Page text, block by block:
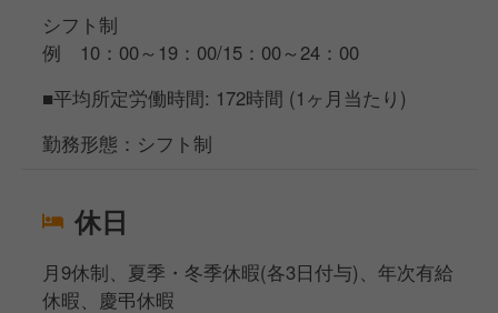
シフト制
例 10：00～19：00/15：00～24：00
■平均所定労働時間: 172時間 (1ヶ月当たり)
勤務形態：シフト制
休日
月9休制、夏季・冬季休暇(各3日付与)、年次有給
休暇、慶弔休暇